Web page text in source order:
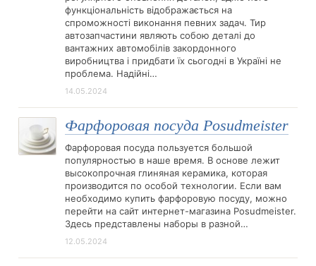
функціональність відображається на
спроможності виконання певних задач. Тир
автозапчастини являють собою деталі до
вантажних автомобілів закордонного
виробництва і придбати їх сьогодні в Україні не
проблема. Надійні…
14.05.2024
Фарфоровая посуда Posudmeister
Фарфоровая посуда пользуется большой
популярностью в наше время. В основе лежит
высокопрочная глиняная керамика, которая
производится по особой технологии. Если вам
необходимо купить фарфоровую посуду, можно
перейти на сайт интернет-магазина Posudmeister.
Здесь представлены наборы в разной…
12.05.2024